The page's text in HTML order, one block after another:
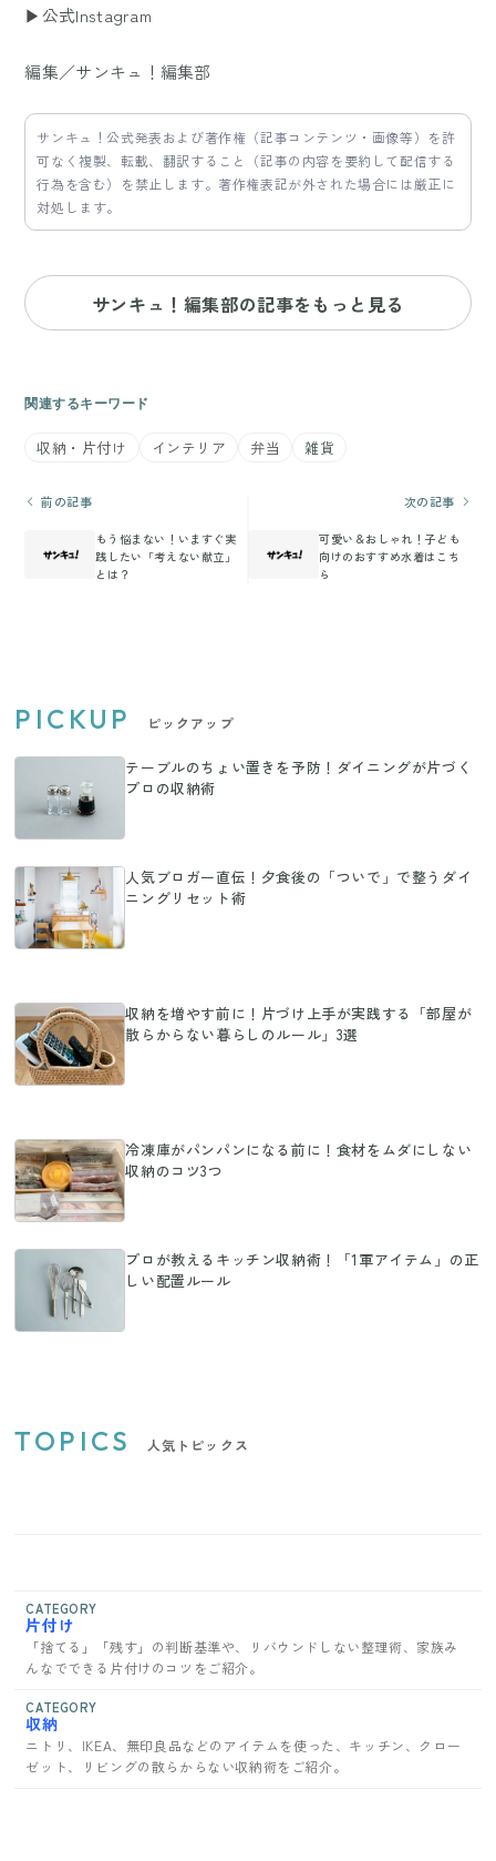
▶公式Instagram
編集／サンキュ！編集部
サンキュ！公式発表および著作権（記事コンテンツ・画像等）を許
可なく複製、転載、翻訳すること（記事の内容を要約して配信する
行為を含む）を禁止します。著作権表記が外された場合には厳正に
対処します。
サンキュ！編集部の記事をもっと見る
関連するキーワード
収納・片付け インテリア 弁当 雑貨
前の記事
もう悩まない！いますぐ実
践したい「考えない献立」
とは？
次の記事
可愛い＆おしゃれ！子ども
向けのおすすめ水着はこち
ら
PICKUP ピックアップ
テーブルのちょい置きを予防！ダイニングが片づく
プロの収納術
人気ブロガー直伝！夕食後の「ついで」で整うダイ
ニングリセット術
収納を増やす前に！片づけ上手が実践する「部屋が
散らからない暮らしのルール」3選
冷凍庫がパンパンになる前に！食材をムダにしない
収納のコツ3つ
プロが教えるキッチン収納術！「1軍アイテム」の正
しい配置ルール
TOPICS 人気トピックス
CATEGORY
片付け
「捨てる」「残す」の判断基準や、リバウンドしない整理術、家族み
んなでできる片付けのコツをご紹介。
CATEGORY
収納
ニトリ、IKEA、無印良品などのアイテムを使った、キッチン、クロー
ゼット、リビングの散らからない収納術をご紹介。